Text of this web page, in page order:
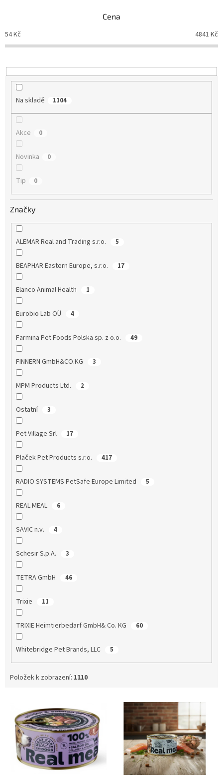
p
r
o
u
Cena
54Kč 4841 Kč
Na skladě 1104
Akce 0
Novinka 0
Tip 0
Značky
ALEMAR Real and Trading s.r.o. 5
BEAPHAR Eastern Europe, s.r.o. 17
Elanco Animal Health 1
Eurobio Lab OÜ 4
Farmina Pet Foods Polska sp. z o.o. 49
FINNERN GmbH&CO.KG 3
MPM Products Ltd. 2
Ostatní 3
Pet Village Srl 17
Plaček Pet Products s.r.o. 417
RADIO SYSTEMS PetSafe Europe Limited 5
REAL MEAL 6
SAVIC n.v. 4
Schesir S.p.A. 3
TETRA GmbH 46
Trixie 11
TRIXIE Heimtierbedarf GmbH& Co. KG 60
Whitebridge Pet Brands, LLC 5
Položek k zobrazení: 1110